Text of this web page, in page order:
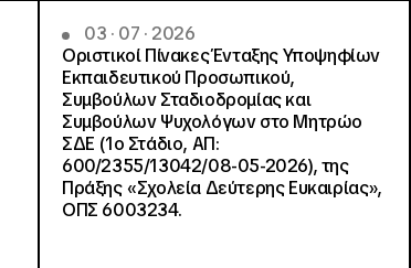
03 · 07 · 2026
Οριστικοί Πίνακες Ένταξης Υποψηφίων
Εκπαιδευτικού Προσωπικού,
Συμβούλων Σταδιοδρομίας και
Συμβούλων Ψυχολόγων στο Μητρώο
ΣΔΕ (1ο Στάδιο, ΑΠ:
600/2355/13042/08-05-2026), της
Πράξης «Σχολεία Δεύτερης Ευκαιρίας»,
ΟΠΣ 6003234.